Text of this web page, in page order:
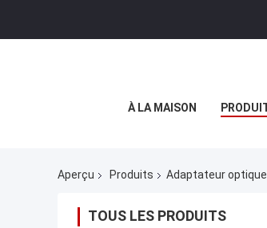
À LA MAISON
Aperçu Produits Adaptateur
TOUS LES PRODUITS